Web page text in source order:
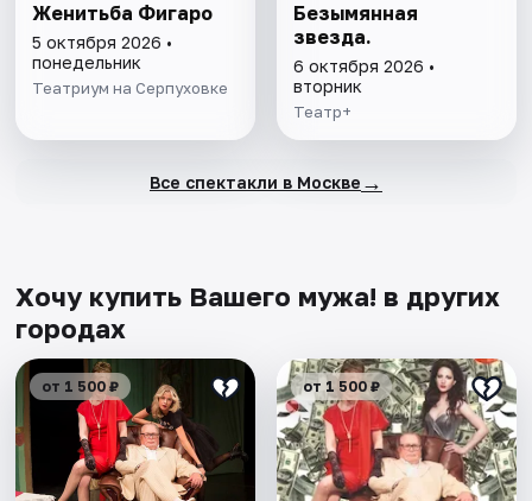
Женитьба Фигаро
5 октября 2026 •
понедельник
Театриум на Серпуховке
Безымянная
звезда.
6 октября 2026 •
вторник
Театр+
Все спектакли в Москве →
Хочу купить Вашего мужа! в других
городах
от 1 500 ₽ от 1 500 ₽